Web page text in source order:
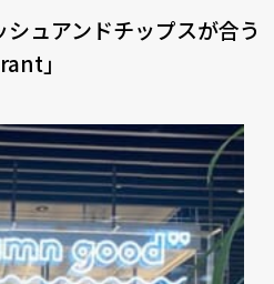
ュアンドチップスが合う
」